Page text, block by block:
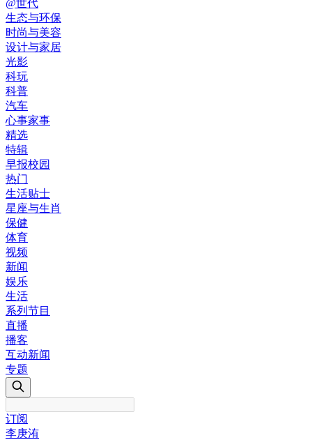
@世代
生态与环保
时尚与美容
设计与家居
光影
科玩
科普
汽车
心事家事
精选
特辑
早报校园
热门
生活贴士
星座与生肖
保健
体育
视频
新闻
娱乐
生活
系列节目
直播
播客
互动新闻
专题
订阅
李庚洧